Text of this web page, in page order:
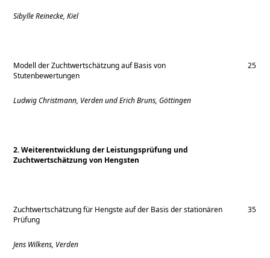
Sibylle Reinecke, Kiel
Modell der Zuchtwertschätzung auf Basis von
Stutenbewertungen
25
Ludwig Christmann, Verden und Erich Bruns, Göttingen
2. Weiterentwicklung der Leistungsprüfung und
Zuchtwertschätzung von Hengsten
Zuchtwertschätzung für Hengste auf der Basis der stationären
Prüfung
35
Jens Wilkens, Verden